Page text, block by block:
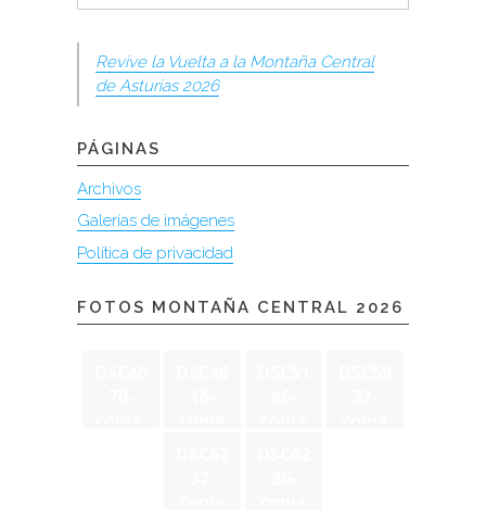
Revive la Vuelta a la Montaña Central
de Asturias 2026
PÁGINAS
Archivos
Galerías de imágenes
Política de privacidad
FOTOS MONTAÑA CENTRAL 2026